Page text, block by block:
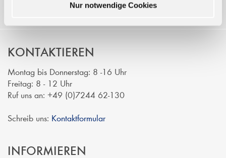
Nur notwendige Cookies
KONTAKTIEREN
Montag bis Donnerstag: 8 -16 Uhr
Freitag: 8 - 12 Uhr
Ruf uns an: +49 (0)7244 62-130
Schreib uns: Kontaktformular
INFORMIEREN